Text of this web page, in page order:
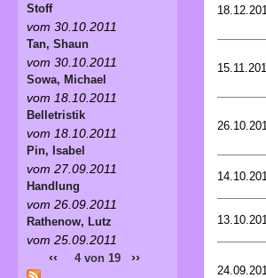
Stoff
vom 30.10.2011
Tan, Shaun
vom 30.10.2011
Sowa, Michael
vom 18.10.2011
Belletristik
vom 18.10.2011
Pin, Isabel
vom 27.09.2011
Handlung
vom 26.09.2011
Rathenow, Lutz
vom 25.09.2011
‹‹ 4 von 19 ››